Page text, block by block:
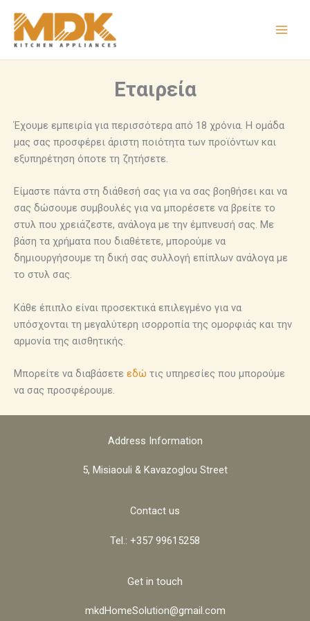
στο
περιεχόμενο
Εταιρεία
Έχουμε εμπειρία για περισσότερα από 18 χρόνια. Η ομάδα
μας σας προσφέρει άριστη ποιότητα των προϊόντων και
εξυπηρέτηση όποτε τη ζητήσετε.
Είμαστε πάντα στη διάθεσή σας για να σας βοηθήσει και να
σας δώσουμε συμβουλές για να μπορέσετε να βρείτε το
στυλ που χρειάζεστε, ανάλογα με την έμπνευσή σας. Με
βάση τα χρήματα που διαθέτετε, μπορούμε να
δημιουργήσουμε τη δική σας συλλογή επίπλων ανάλογα με
το στυλ σας.
Κάθε έπιπλο είναι προσεκτικά επιλεγμένο για να
υπόσχονται τη μεγαλύτερη ισορροπία της ομορφιάς και την
αρμονία της αισθητικής.
Μπορείτε να διαβάσετε εδώ τις υπηρεσίες που μπορούμε
να σας προσφέρουμε.
Address Information
5, Misiaouli & Kavazoglou Street
Contact us
Tel.: +357 99615258
Get in touch
mkdHomeSolution@gmail.com